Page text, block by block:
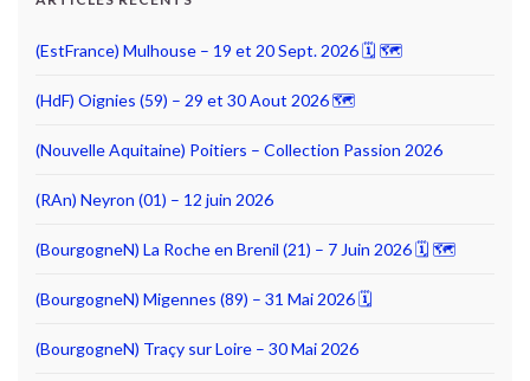
(EstFrance) Mulhouse – 19 et 20 Sept. 2026 🗓 🗺
(HdF) Oignies (59) – 29 et 30 Aout 2026 🗺
(Nouvelle Aquitaine) Poitiers – Collection Passion 2026
(RAn) Neyron (01) – 12 juin 2026
(BourgogneN) La Roche en Brenil (21) – 7 Juin 2026 🗓 🗺
(BourgogneN) Migennes (89) – 31 Mai 2026 🗓
(BourgogneN) Traçy sur Loire – 30 Mai 2026